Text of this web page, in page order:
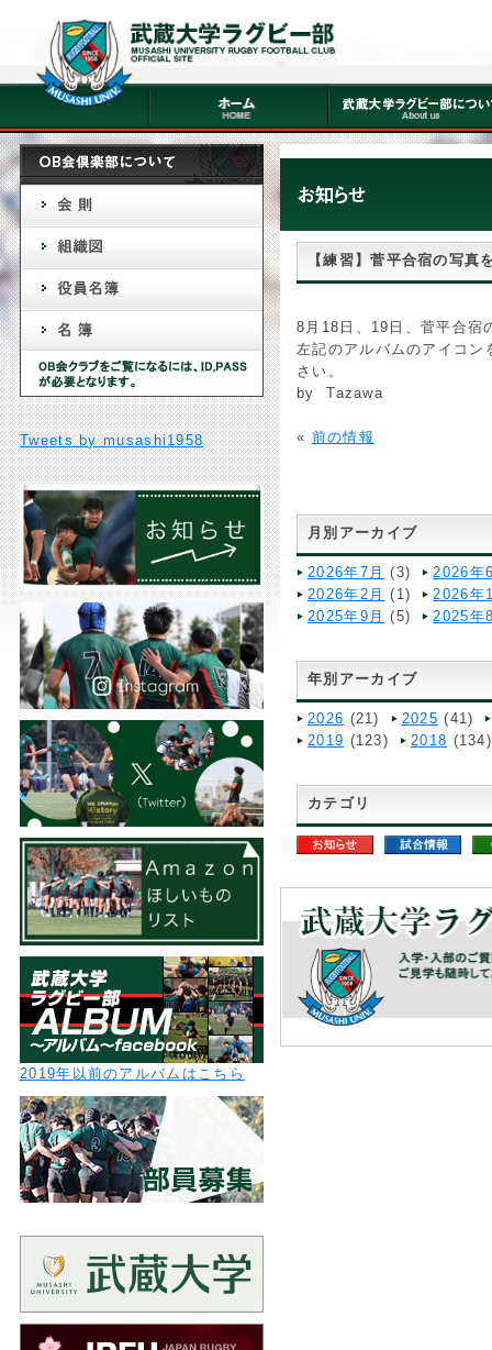
【練習】菅平合宿の写真
8月18日、19日、菅平合宿
左記のアルバムのアイコ
さい。
by Tazawa
« 前の情報
月別アーカイブ
2026年7月 (3)
2026年
2026年2月 (1)
2026年
2025年9月 (5) 2025年
年別アーカイブ
2026 (21) 2025 (41)
2019 (123) 2018 (134)
カテゴリ
Tweets by musashi1958
2019年以前のアルバムはこちら